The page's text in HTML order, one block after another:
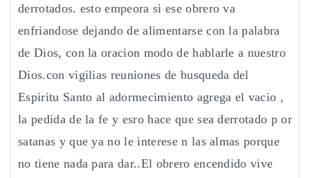
derrotados. esto empeora si ese obrero va
enfriandose dejando de alimentarse con la palabra
de Dios, con la oracion modo de hablarle a nuestro
Dios.con vigilias reuniones de busqueda del
Espiritu Santo al adormecimiento agrega el vacio ,
la pedida de la fe y esro hace que sea derrotado p or
satanas y que ya no le interese n las almas porque
no tiene nada para dar..El obrero encendido vive